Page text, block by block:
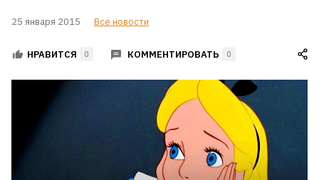
Экранизации
25 января 2015 Все новости
НРАВИТСЯ 0 КОММЕНТИРОВАТЬ 0